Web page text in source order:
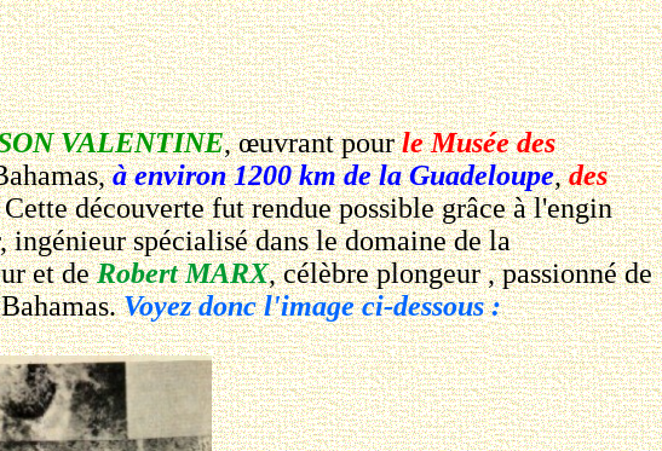
VALENTINE, œuvrant pourle Musée des
à environ 1200 km de la Guadeloupe,des
découverte fut rendue possible grâce à l'engin
ingénieur spécialisé dans le domaine de la
et deRobert MARX, célèbre plongeur , passionné de
Voyez donc l'image ci-dessous :